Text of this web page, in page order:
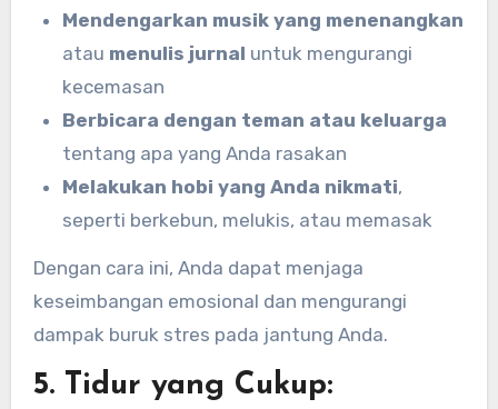
Mendengarkan musik yang menenangkan
atau menulis jurnal untuk mengurangi
kecemasan
Berbicara dengan teman atau keluarga
tentang apa yang Anda rasakan
Melakukan hobi yang Anda nikmati,
seperti berkebun, melukis, atau memasak
Dengan cara ini, Anda dapat menjaga
keseimbangan emosional dan mengurangi
dampak buruk stres pada jantung Anda.
5. Tidur yang Cukup: